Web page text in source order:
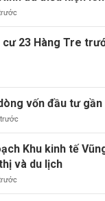
23 Hàng Tre
vốn đầu tư gần
Khu kinh tế
và du lịch